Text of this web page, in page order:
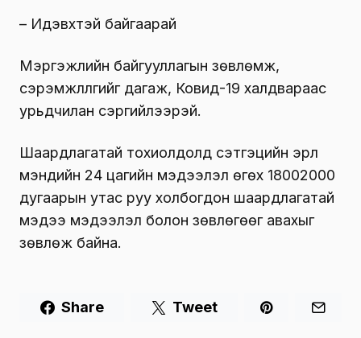
– Идэвхтэй байгаарай
Мэргэжлийн байгууллагын зөвлөмж,
сэрэмжлүүлгийг дагаж, Ковид-19 халдвараас
урьдчилан сэргийлээрэй.
Шаардлагатай тохиолдолд сэтгэцийн эрүүл
мэндийн 24 цагийн мэдээлэл өгөх 18002000
дугаарын утас руу холбогдон шаардлагатай
мэдээ мэдээлэл болон зөвлөгөөг авахыг
зөвлөж байна.
Share Tweet